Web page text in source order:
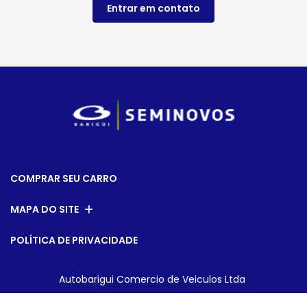
Entrar em contato
COMPRAR SEU CARRO
MAPA DO SITE
POLÍTICA DE PRIVACIDADE
Autobarigui Comercio de Veiculos Ltda